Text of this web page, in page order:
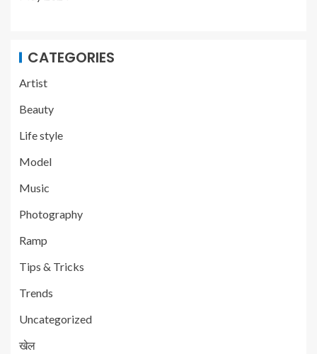
CATEGORIES
Artist
Beauty
Life style
Model
Music
Photography
Ramp
Tips & Tricks
Trends
Uncategorized
खेल